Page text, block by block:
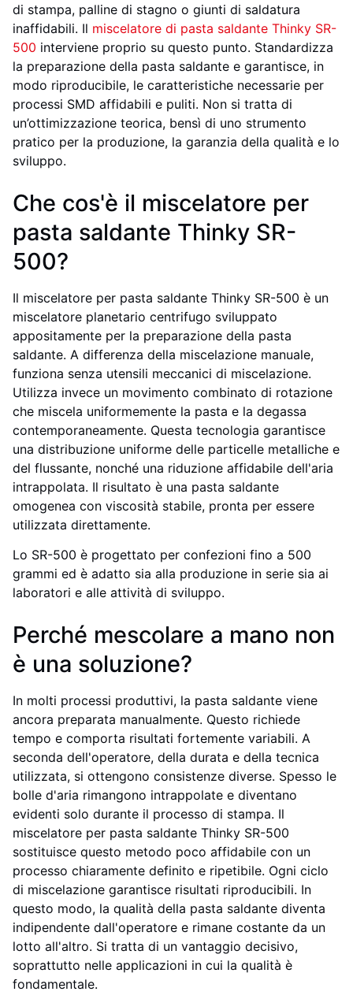
di stampa, palline di stagno o giunti di saldatura
inaffidabili. Il miscelatore di pasta saldante Thinky SR-
500 interviene proprio su questo punto. Standardizza
la preparazione della pasta saldante e garantisce, in
modo riproducibile, le caratteristiche necessarie per
processi SMD affidabili e puliti. Non si tratta di
un’ottimizzazione teorica, bensì di uno strumento
pratico per la produzione, la garanzia della qualità e lo
sviluppo.
Che cos'è il miscelatore per
pasta saldante Thinky SR-
500?
Il miscelatore per pasta saldante Thinky SR-500 è un
miscelatore planetario centrifugo sviluppato
appositamente per la preparazione della pasta
saldante. A differenza della miscelazione manuale,
funziona senza utensili meccanici di miscelazione.
Utilizza invece un movimento combinato di rotazione
che miscela uniformemente la pasta e la degassa
contemporaneamente. Questa tecnologia garantisce
una distribuzione uniforme delle particelle metalliche e
del flussante, nonché una riduzione affidabile dell'aria
intrappolata. Il risultato è una pasta saldante
omogenea con viscosità stabile, pronta per essere
utilizzata direttamente.
Lo SR-500 è progettato per confezioni fino a 500
grammi ed è adatto sia alla produzione in serie sia ai
laboratori e alle attività di sviluppo.
Perché mescolare a mano non
è una soluzione?
In molti processi produttivi, la pasta saldante viene
ancora preparata manualmente. Questo richiede
tempo e comporta risultati fortemente variabili. A
seconda dell'operatore, della durata e della tecnica
utilizzata, si ottengono consistenze diverse. Spesso le
bolle d'aria rimangono intrappolate e diventano
evidenti solo durante il processo di stampa. Il
miscelatore per pasta saldante Thinky SR-500
sostituisce questo metodo poco affidabile con un
processo chiaramente definito e ripetibile. Ogni ciclo
di miscelazione garantisce risultati riproducibili. In
questo modo, la qualità della pasta saldante diventa
indipendente dall'operatore e rimane costante da un
lotto all'altro. Si tratta di un vantaggio decisivo,
soprattutto nelle applicazioni in cui la qualità è
fondamentale.